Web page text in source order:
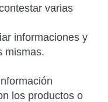
varias
informaciones y
mismas.
los productos o